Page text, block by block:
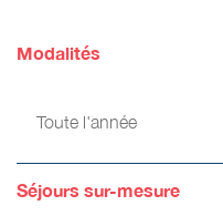
Modalités
Toute l'année
Séjours sur-mesure